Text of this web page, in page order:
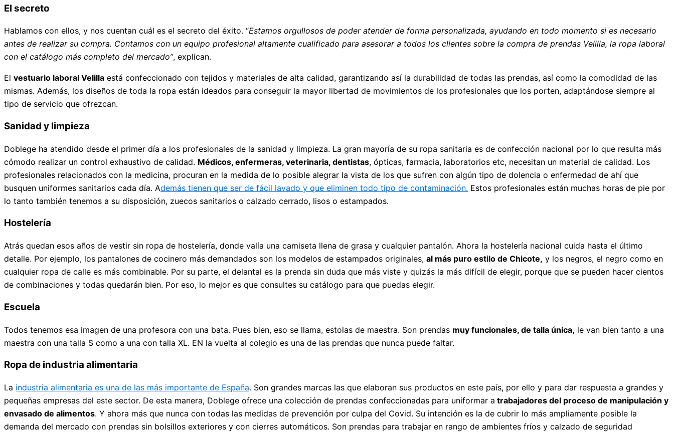
El secreto
Hablamos con ellos, y nos cuentan cuál es el secreto del éxito. “Estamos orgullosos de poder atender de forma personalizada, ayudando en todo momento si es necesario
antes de realizar su compra. Contamos con un equipo profesional altamente cualificado para asesorar a todos los clientes sobre la compra de prendas Velilla, la ropa laboral
con el catálogo más completo del mercado”, explican.
El vestuario laboral Velilla está confeccionado con tejidos y materiales de alta calidad, garantizando así la durabilidad de todas las prendas, así como la comodidad de las
mismas. Además, los diseños de toda la ropa están ideados para conseguir la mayor libertad de movimientos de los profesionales que los porten, adaptándose siempre al
tipo de servicio que ofrezcan.
Sanidad y limpieza
Doblege ha atendido desde el primer día a los profesionales de la sanidad y limpieza. La gran mayoría de su ropa sanitaria es de confección nacional por lo que resulta más
cómodo realizar un control exhaustivo de calidad. Médicos, enfermeras, veterinaria, dentistas, ópticas, farmacia, laboratorios etc, necesitan un material de calidad. Los
profesionales relacionados con la medicina, procuran en la medida de lo posible alegrar la vista de los que sufren con algún tipo de dolencia o enfermedad de ahí que
busquen uniformes sanitarios cada día. Además tienen que ser de fácil lavado y que eliminen todo tipo de contaminación. Estos profesionales están muchas horas de pie por
lo tanto también tenemos a su disposición, zuecos sanitarios o calzado cerrado, lisos o estampados.
Hostelería
Atrás quedan esos años de vestir sin ropa de hostelería, donde valía una camiseta llena de grasa y cualquier pantalón. Ahora la hostelería nacional cuida hasta el último
detalle. Por ejemplo, los pantalones de cocinero más demandados son los modelos de estampados originales, al más puro estilo de Chicote, y los negros, el negro como en
cualquier ropa de calle es más combinable. Por su parte, el delantal es la prenda sin duda que más viste y quizás la más difícil de elegir, porque que se pueden hacer cientos
de combinaciones y todas quedarán bien. Por eso, lo mejor es que consultes su catálogo para que puedas elegir.
Escuela
Todos tenemos esa imagen de una profesora con una bata. Pues bien, eso se llama, estolas de maestra. Son prendas muy funcionales, de talla única, le van bien tanto a una
maestra con una talla S como a una con talla XL. EN la vuelta al colegio es una de las prendas que nunca puede faltar.
Ropa de industria alimentaria
La industria alimentaria es una de las más importante de España. Son grandes marcas las que elaboran sus productos en este país, por ello y para dar respuesta a grandes y
pequeñas empresas del este sector. De esta manera, Doblege ofrece una colección de prendas confeccionadas para uniformar a trabajadores del proceso de manipulación y
envasado de alimentos. Y ahora más que nunca con todas las medidas de prevención por culpa del Covid. Su intención es la de cubrir lo más ampliamente posible la
demanda del mercado con prendas sin bolsillos exteriores y con cierres automáticos. Son prendas para trabajar en rango de ambientes fríos y calzado de seguridad